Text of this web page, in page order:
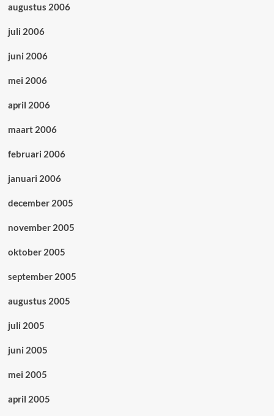
augustus 2006
juli 2006
juni 2006
mei 2006
april 2006
maart 2006
februari 2006
januari 2006
december 2005
november 2005
oktober 2005
september 2005
augustus 2005
juli 2005
juni 2005
mei 2005
april 2005